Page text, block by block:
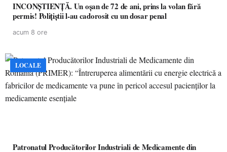
INCONȘTIENȚĂ. Un oșan de 72 de ani, prins la volan fără
permis! Polițiștii l-au cadorosit cu un dosar penal
acum 8 ore
LOCALE
Patronatul Producătorilor Industriali de Medicamente din